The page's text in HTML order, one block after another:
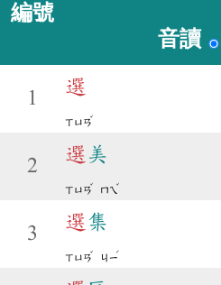
編號
音讀
1
選
ㄒㄩㄢ
ˇ
2
選 美
ㄒㄩㄢ
ˇ
ㄇㄟ
ˇ
3
選集
ㄒㄩㄢ
ˇ
ㄐㄧ
ˊ